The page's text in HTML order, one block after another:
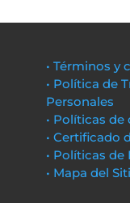
• Términos y
• Política de
Personales
• Políticas
• Certificado
• Políticas
• Mapa del